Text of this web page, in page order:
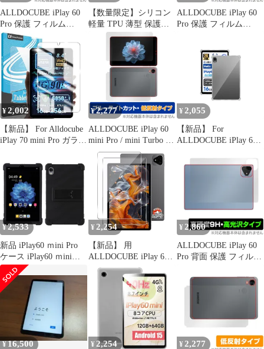
ALLDOCUBE iPlay 60
Pro 保護 フィルム
OverLay Magic for オー
ルドキューブ 液晶保護
傷修復 耐指紋 指紋防止
コーティング
【数量限定】シリコン
軽量 TPU 薄型 保護ケ
ース 擦り傷防止 8.4イ
ンチ 指紋防止 (2024最
新) 耐衝撃 ケース iPlay
iPlay 60 60 mini mini
Pro/iPlay Pro/iPlay 60 60
ALLDOCUBE iPlay 60
Pro 保護 フィルム
ューブ 液晶保護 ブルー
ライトカット 反射防止
¥2,002
【新品】 For Alldocube
iPlay 70 mini Pro ガラス
ィルム 液晶保護フィル
ム 強化ガラス ケース
耐久性/ラウンドエッジ
加工/高感度タッチ/飛散
防止/画面保護/気泡ゼ
ロ/硬度9H 保護シート
iPlay 1
¥2,277
ALLDOCUBE iPlay 60
mini Pro / mini Turbo 表
面 背面 フィルム
OverLay Eye Protector
低反射 for オールドキ
ューブ ブルーライトカ
¥ 2,055
【新品】 For
ALLDOCUBE iPlay 60
ース (2024最新) 8.4イン
チ 保護ケース TPU シ
iPlay 60 mini Pro ケース
カバー (クリ 1
¥2,533
新品 iPlay60 ｍini Pro
ケース iPlay60 ｍini
Turbo ケース iPlay60ｍ
ini Pro/iPlay60ｍini
Turbo カバー
【Trocent】
ALLDOCUBE 8.4イン
チ タブレットケース ソ
フトTPU 調節可能
¥ 2,254
【新品】 用
ALLDOCUBE iPlay 60
Pro ガラスフィルム 11
インチ ２枚 【国産旭硝
子素材】 用 iPlay 60
Pro フィルム 硬度9H 用
iPlay60 Pro 保護フィル
ム 耐衝撃 用
¥ 2,860
ALLDOCUBE iPlay 60
Pro 背面 保護 フィルム
オールドキューブ 9H高
硬度 透明感 高光沢
¥16,500 ¥ 2,254 ¥ 2,277